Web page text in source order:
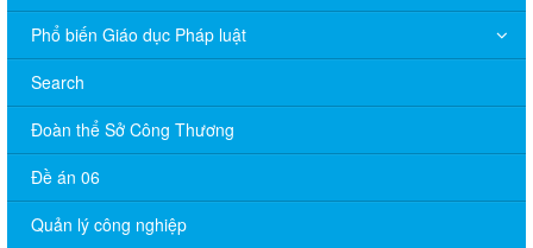
Phổ biến Giáo dục Pháp luật
Search
Đoàn thể Sở Công Thương
Đề án 06
Quản lý công nghiệp